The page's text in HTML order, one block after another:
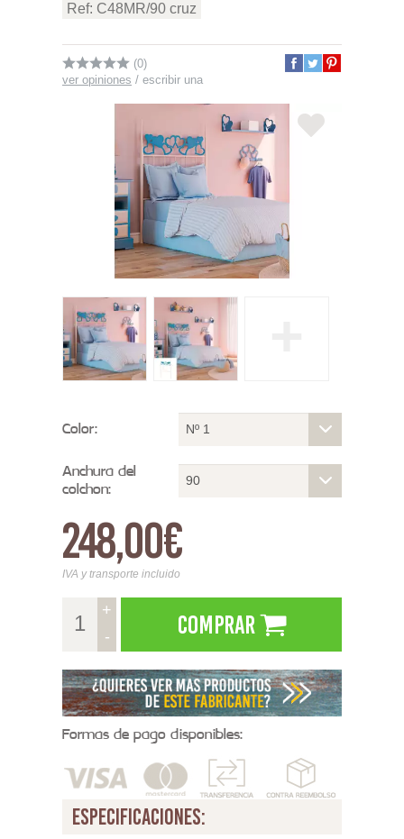
Ref: C48MR/90 cruz
(0)
ver opiniones / escribir una
Color: Nº 1
Anchura del
colchon: 90
248,00€
IVA y transporte incluido
+
-
Comprar
Formas de pago disponibles:
especificaciones: